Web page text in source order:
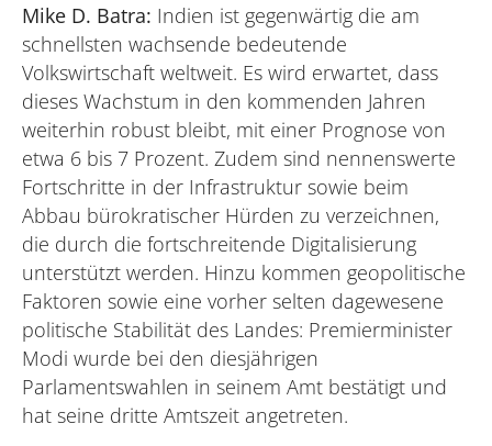
Mike D. Batra: Indien ist gegenwärtig die am
schnellsten wachsende bedeutende
Volkswirtschaft weltweit. Es wird erwartet, dass
dieses Wachstum in den kommenden Jahren
weiterhin robust bleibt, mit einer Prognose von
etwa 6 bis 7 Prozent. Zudem sind nennenswerte
Fortschritte in der Infrastruktur sowie beim
Abbau bürokratischer Hürden zu verzeichnen,
die durch die fortschreitende Digitalisierung
unterstützt werden. Hinzu kommen geopolitische
Faktoren sowie eine vorher selten dagewesene
politische Stabilität des Landes: Premierminister
Modi wurde bei den diesjährigen
Parlamentswahlen in seinem Amt bestätigt und
hat seine dritte Amtszeit angetreten.